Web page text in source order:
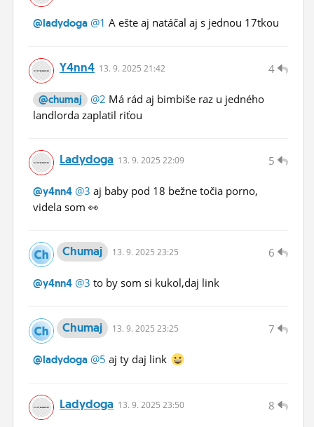
@ladydoga @1 A ešte aj natáčal aj s jednou 17tkou
4
Y4nn4 13. 9. 2025 21:42
@chumaj @2 Má rád aj bimbiše raz u jedného
landlorda zaplatil riťou
5
Ladydoga 13. 9. 2025 22:09
@y4nn4 @3 aj baby pod 18 bežne točia porno,
videla som 👀
6
Chumaj 13. 9. 2025 23:25
@y4nn4 @3 to by som si kukol,daj link
7
Chumaj 13. 9. 2025 23:25
@ladydoga @5 aj ty daj link
8
Ladydoga 13. 9. 2025 23:50